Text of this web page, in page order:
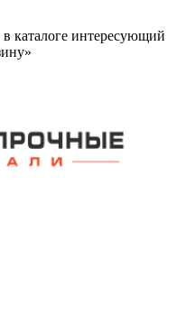
каталоге интересующий